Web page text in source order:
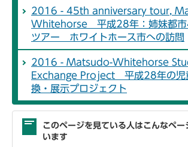
2016 - 45th anniversary tour,
Whitehorse 平成28年：姉妹都市
ツアー ホワイトホース市への訪問
2016 - Matsudo-Whitehorse
Exchange Project 平成28年の児
換・展示プロジェクト
このページを見ている人はこんなペー
います